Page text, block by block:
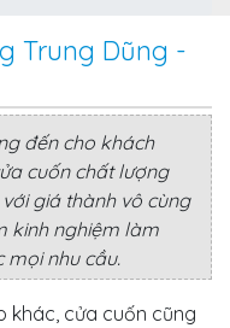
Trung Dũng -
đến cho khách
cuốn chất lượng
với giá thành vô cùng
kinh nghiệm làm
mọi nhu cầu.
khác, cửa cuốn cũng